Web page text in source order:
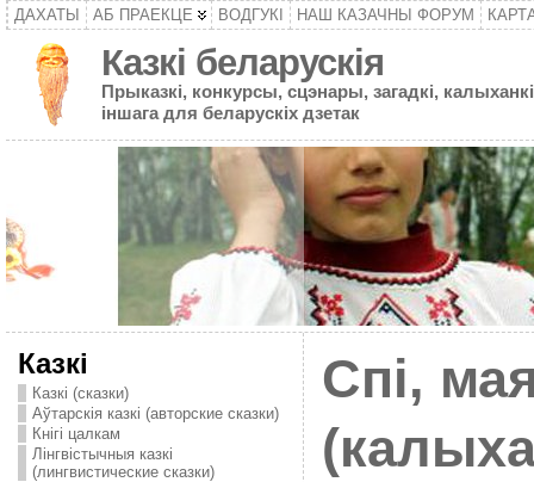
ДАХАТЫ АБ ПРАЕКЦЕ ВОДГУКІ НАШ КАЗАЧНЫ ФОРУМ
Казкі беларускія
Прыказкі, конкурсы, сцэнары, загадкі,
іншага для беларускіх дзетак
Казкі
Казкі (сказки)
Аўтарскія казкі (авторские сказки)
Кнігі цалкам
Лінгвістычныя казкі
(лингвистические сказки)
Спі,